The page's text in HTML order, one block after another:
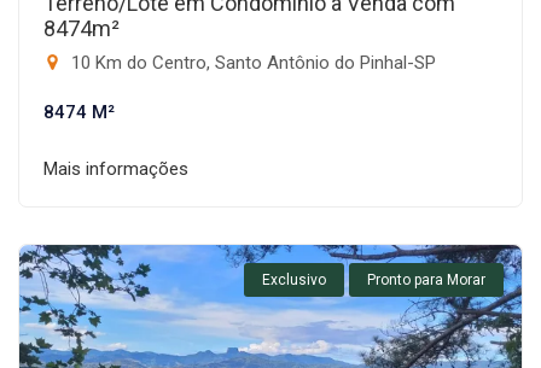
8474m²
10 Km do Centro, Santo Antônio do Pinhal-SP
8474 M²
Mais informações
Exclusivo Pronto para Morar